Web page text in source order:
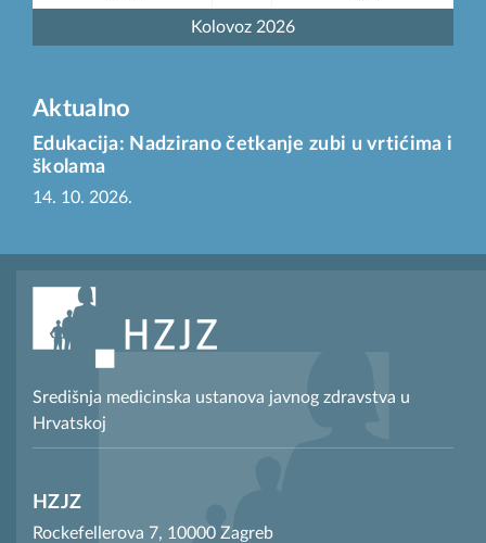
Kolovoz 2026
Aktualno
Edukacija: Nadzirano četkanje zubi u vrtićima i
školama
14. 10. 2026.
Središnja medicinska ustanova javnog zdravstva u
Hrvatskoj
HZJZ
Rockefellerova 7, 10000 Zagreb